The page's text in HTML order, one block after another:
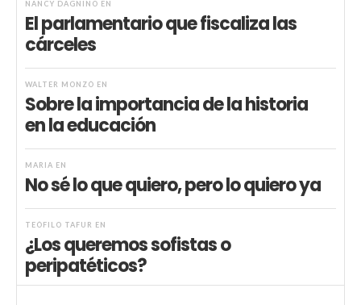
NANCY DAGNINO EN
El parlamentario que fiscaliza las
cárceles
WALTER MONZÓ EN
Sobre la importancia de la historia
en la educación
MARIA EN
No sé lo que quiero, pero lo quiero ya
TEÓFILO TAFUR EN
¿Los queremos sofistas o
peripatéticos?